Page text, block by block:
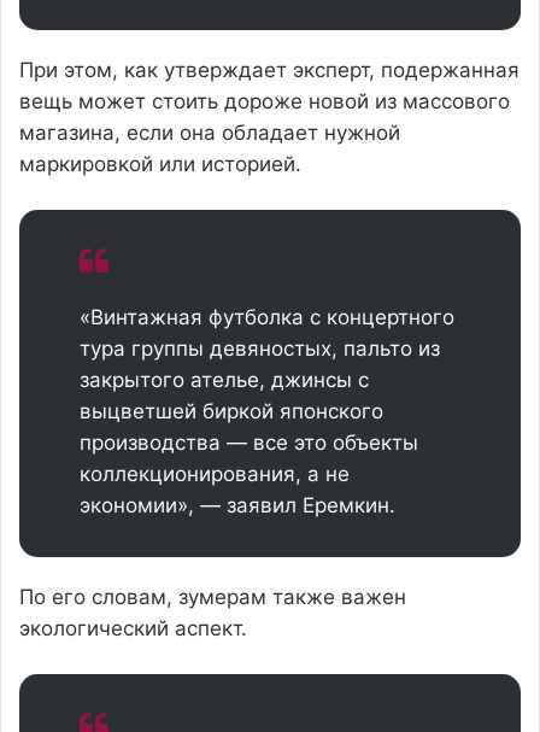
При этом, как утверждает эксперт, подержанная
вещь может стоить дороже новой из массового
магазина, если она обладает нужной
маркировкой или историей.
«Винтажная футболка с концертного
тура группы девяностых, пальто из
закрытого ателье, джинсы с
выцветшей биркой японского
производства — все это объекты
коллекционирования, а не
экономии», — заявил Еремкин.
По его словам, зумерам также важен
экологический аспект.